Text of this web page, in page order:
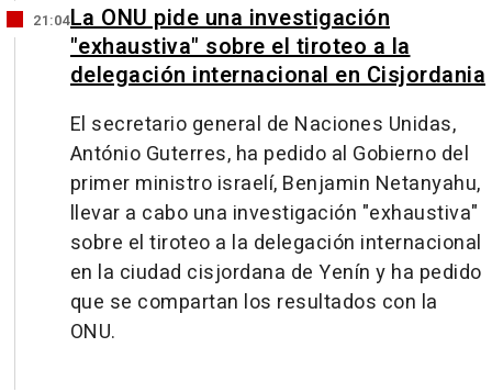
21:04La ONU pide una investigación
"exhaustiva" sobre el tiroteo a la
delegación internacional en Cisjordania
El secretario general de Naciones Unidas,
António Guterres, ha pedido al Gobierno del
primer ministro israelí, Benjamin Netanyahu,
llevar a cabo una investigación "exhaustiva"
sobre el tiroteo a la delegación internacional
en la ciudad cisjordana de Yenín y ha pedido
que se compartan los resultados con la
ONU.